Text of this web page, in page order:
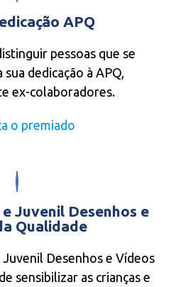
APQ
pessoas que se
dedicação à APQ,
ex-colaboradores.
o premiado
Juvenil Desenhos e
Qualidade
Desenhos e Vídeos
sensibilizar as crianças e